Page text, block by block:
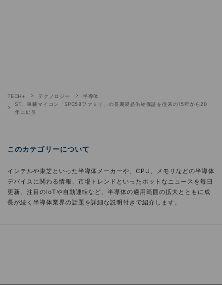
TECH+ テクノロジー
半導体
ST、車載マイコン「SPC58ファミリ」の長期製品供給保証を従来の15年から20
年に延長
このカテゴリーについて
インテルや東芝といった半導体メーカーや、CPU、メモリなどの半導体
デバイスに関わる情報、市場トレンドといったホットなニュースを毎日
更新。注目のIoTや自動運転など、半導体の適用範囲の拡大とともに成
長が続く半導体業界の話題を詳細な説明付きで紹介します。